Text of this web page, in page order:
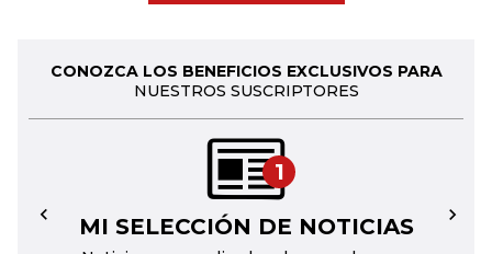
CONOZCA LOS BENEFICIOS EXCLUSIVOS PARA
NUESTROS SUSCRIPTORES
1
MI SELECCIÓN DE NOTICIAS
← →